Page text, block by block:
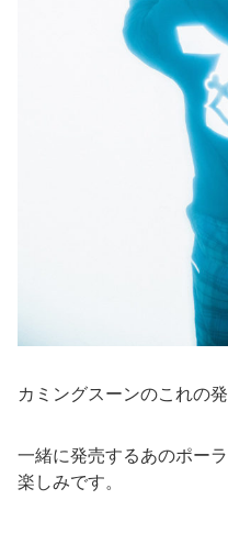
カミングスーンのこれの
一緒に発売するあのポー
楽しみです。